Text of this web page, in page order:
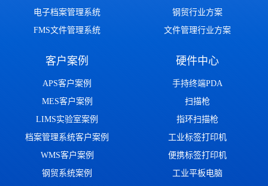
电子档案管理系统
FMS文件管理系统
钢贸行业方案
文件管理行业方案
客户案例
APS客户案例
MES客户案例
LIMS实验室案例
档案管理系统客户案例
WMS客户案例
钢贸系统案例
硬件中心
手持终端PDA
扫描枪
指环扫描枪
工业标签打印机
便携标签打印机
工业平板电脑